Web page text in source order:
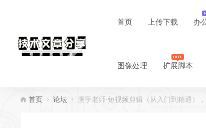
首页 上传下载 办
图像处理 扩展脚本
首页 论坛 唐宇老师·短视频剪辑（从入门到精通）